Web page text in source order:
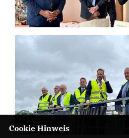
Cookie Hinweis